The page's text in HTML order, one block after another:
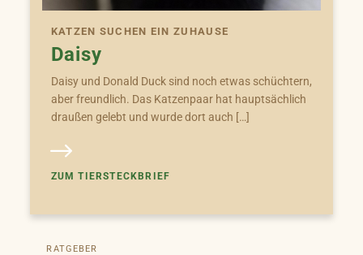
KATZEN SUCHEN EIN ZUHAUSE
Daisy
Daisy und Donald Duck sind noch etwas schüchtern,
aber freundlich. Das Katzenpaar hat hauptsächlich
draußen gelebt und wurde dort auch […]
ZUM TIERSTECKBRIEF
RATGEBER